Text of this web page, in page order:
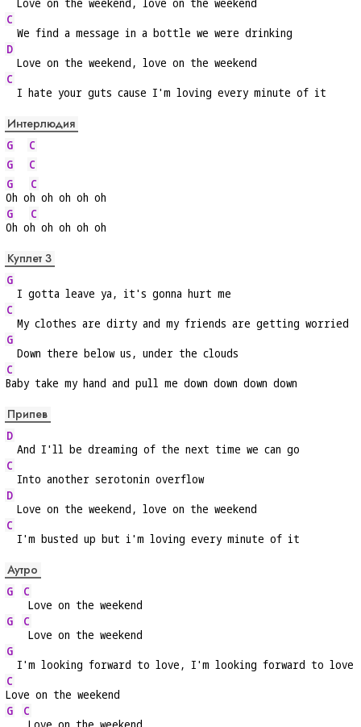
  Love on the weekend, love on the weekend
C
  We find a message in a bottle we were drinking
D
  Love on the weekend, love on the weekend
C
  I hate your guts cause I'm loving every minute of it
Интерлюдия
G
C
G
C
G
Oh o
C
h oh oh oh oh
G
Oh o
C
h oh oh oh oh
Куплет 3
G
  I gotta leave ya, it's gonna hurt me
C
  My clothes are dirty and my friends are getting worried
G
  Down there below us, under the clouds
C
Baby take my hand and pull me down down down down
Припев
D
  And I'll be dreaming of the next time we can go
C
  Into another serotonin overflow
D
  Love on the weekend, love on the weekend
C
  I'm busted up but i'm loving every minute of it
Аутро
G
C
Love on the weekend
G
C
Love on the weekend
G
  I'm looking forward to love, I'm looking forward to love
C
Love on the weekend
G
C